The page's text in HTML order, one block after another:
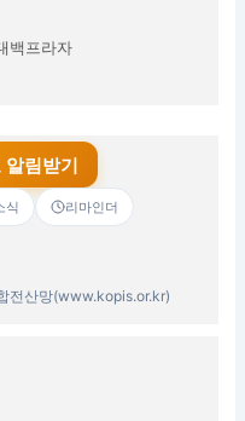
백프라자
알림받기
식 리마인더
전산망(www.kopis.or.kr)